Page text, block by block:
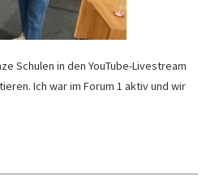
Schulen in den YouTube-Livestream
Ich war im Forum 1 aktiv und wir